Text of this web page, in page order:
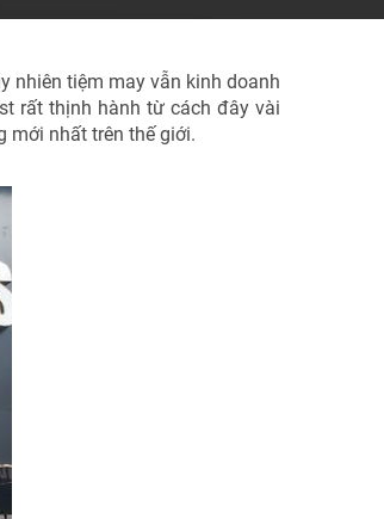
nhiên tiệm may vẫn kinh doanh
rất thịnh hành từ cách đây vài
mới nhất trên thế giới.